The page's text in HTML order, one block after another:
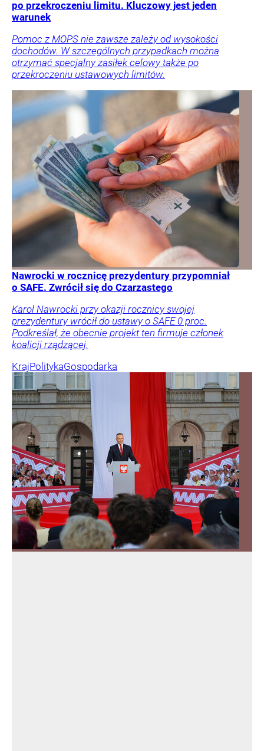
po przekroczeniu limitu. Kluczowy jest jeden
warunek
Pomoc z MOPS nie zawsze zależy od wysokości
dochodów. W szczególnych przypadkach można
otrzymać specjalny zasiłek celowy także po
przekroczeniu ustawowych limitów.
Nawrocki w rocznicę prezydentury przypomniał
o SAFE. Zwrócił się do Czarzastego
Karol Nawrocki przy okazji rocznicy swojej
prezydentury wrócił do ustawy o SAFE 0 proc.
Podkreślał, że obecnie projekt ten firmuje członek
koalicji rządzącej.
KrajPolitykaGospodarka